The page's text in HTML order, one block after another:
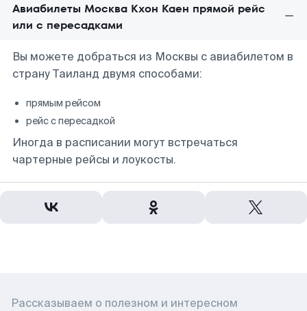
Авиабилеты Москва Кхон Каен прямой рейс
или с пересадками
Вы можете добраться из Москвы с авиабилетом в
страну Таиланд двумя способами:
прямым рейсом
рейс с пересадкой
Иногда в расписании могут встречаться
чартерные рейсы и лоукосты.
Рассказываем о полезном и интересном